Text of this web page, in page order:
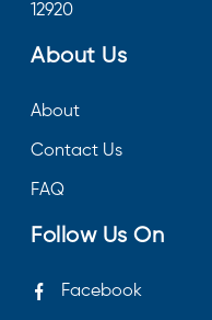
12920
About Us
About
Contact Us
FAQ
Follow Us On
Facebook